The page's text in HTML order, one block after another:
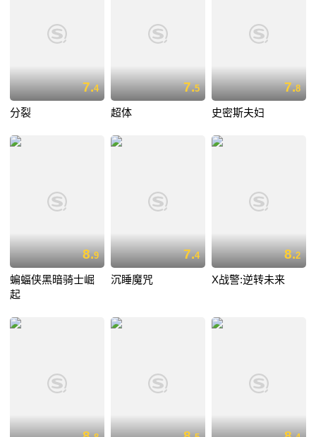
7.4
分裂
7.5
超体
7.8
史密斯夫妇
8.9
蝙蝠侠黑暗骑士崛
起
7.4
沉睡魔咒
8.2
X战警:逆转未来